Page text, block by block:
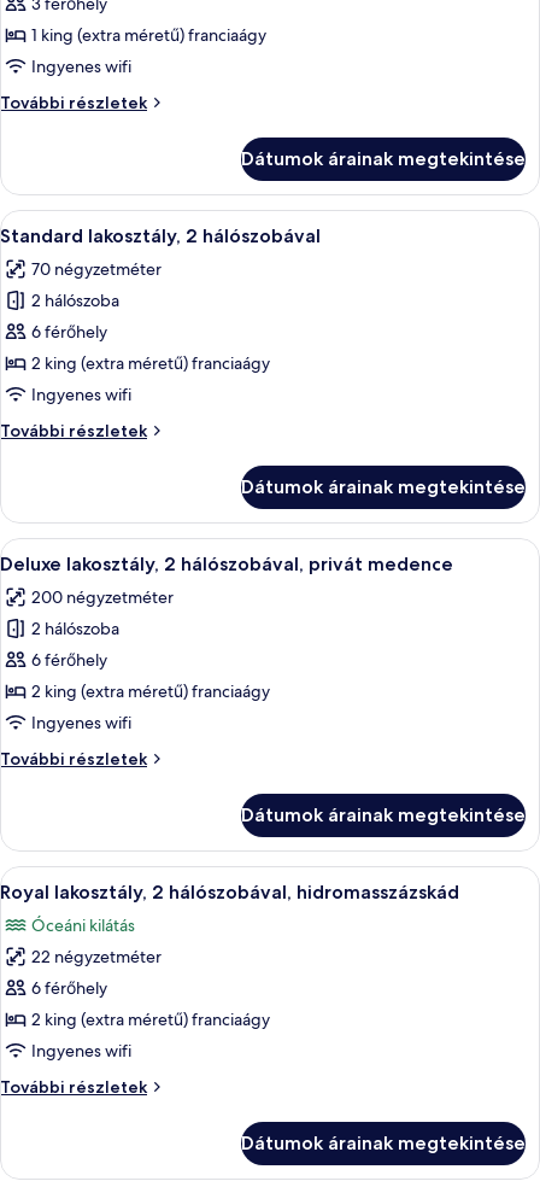
megtekintése:
Deluxe
1
medence
1 king (extra méretű) franciaágy
Ingyenes wifi
További részletek
Deluxe
privát
medence
további
Dátumok árainak megtekintése
A
következő
szoba
összes
képének
megtekintése:
Standard
2
Egy kerek asztal, négy fehér
16
Standard lakosztály, 2 hálószobával
70 négyzetméter
2 hálószoba
6 férőhely
2 king (extra méretű) franciaágy
Ingyenes wifi
További részletek
Standard
további
részletei
Dátumok árainak megtekintése
A
következő
szoba
összes
képének
megtekintése:
Deluxe
2
medence
Egy medence, amelyben a vízszint
15
Deluxe lakosztály, 2 hálószobával, privát medence
200 négyzetméter
2 hálószoba
6 férőhely
2 king (extra méretű) franciaágy
Ingyenes wifi
További részletek
Deluxe
privát
medence
további
részletei
Dátumok árainak megtekintése
A
következő
szoba
összes
képének
megtekintése:
Royal
2
Egy hálószoba, amelyben egy nagy
24
Royal lakosztály, 2 hálószobával, hidromasszázskád
Óceáni kilátás
22 négyzetméter
6 férőhely
2 king (extra méretű) franciaágy
Ingyenes wifi
További részletek
Royal
hidromasszázskád
Dátumok árainak megtekintése